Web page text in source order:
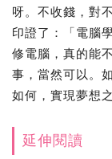
呀。不收錢，對
印證了：「電腦
修電腦，真的能
事，當然可以。
如何，實現夢想
延伸閱讀